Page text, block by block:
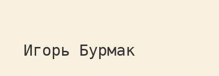
Игорь Бурмак